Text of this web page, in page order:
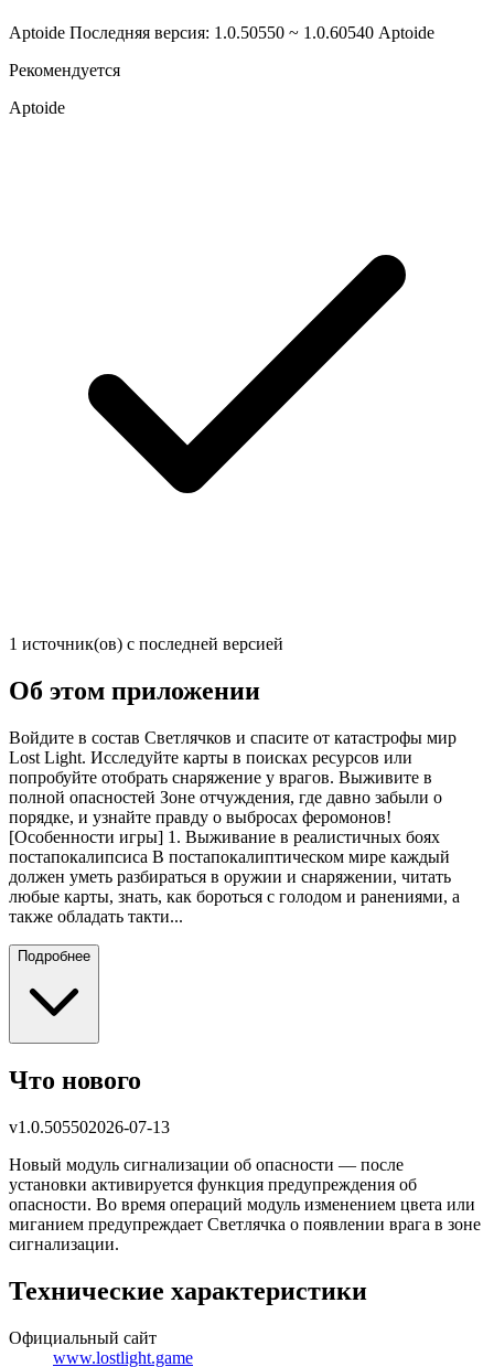
Aptoide Последняя версия: 1.0.50550 ~ 1.0.60540 Aptoide
Рекомендуется
Aptoide
1 источник(ов) с последней версией
Об этом приложении
Войдите в состав Светлячков и спасите от катастрофы мир
Lost Light. Исследуйте карты в поисках ресурсов или
попробуйте отобрать снаряжение у врагов. Выживите в
полной опасностей Зоне отчуждения, где давно забыли о
порядке, и узнайте правду о выбросах феромонов!
[Особенности игры] 1. Выживание в реалистичных боях
постапокалипсиса В постапокалиптическом мире каждый
должен уметь разбираться в оружии и снаряжении, читать
любые карты, знать, как бороться с голодом и ранениями, а
также обладать такти...
Подробнее
Что нового
v1.0.505502026-07-13
Новый модуль сигнализации об опасности — после
установки активируется функция предупреждения об
опасности. Во время операций модуль изменением цвета или
миганием предупреждает Светлячка о появлении врага в зоне
сигнализации.
Технические характеристики
Официальный сайт
www.lostlight.game